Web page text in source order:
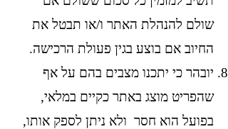
שולם להנהלת האתר ו/או תבטל את
החיוב אם בוצע בגין פעולת הרכישה.
יובהר כי יתכנו מצבים בהם על אף
שהפריט מוצג באתר כקיים במלאי,
בפועל הוא חסר ולא ניתן לספק אותו,